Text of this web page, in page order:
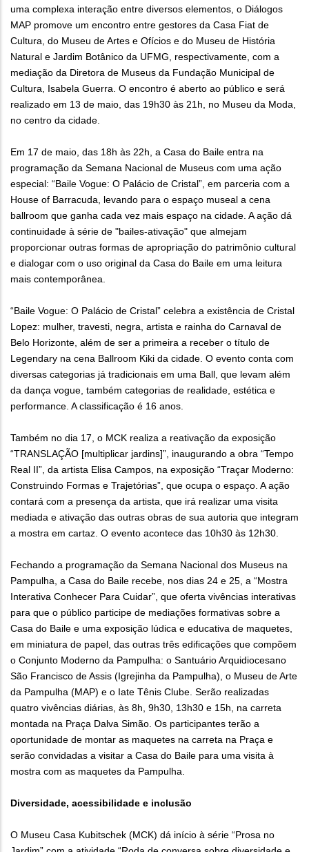
uma complexa interação entre diversos elementos, o Diálogos
MAP promove um encontro entre gestores da Casa Fiat de
Cultura, do Museu de Artes e Ofícios e do Museu de História
Natural e Jardim Botânico da UFMG, respectivamente, com a
mediação da Diretora de Museus da Fundação Municipal de
Cultura, Isabela Guerra. O encontro é aberto ao público e será
realizado em 13 de maio, das 19h30 às 21h, no Museu da Moda,
no centro da cidade.
Em 17 de maio, das 18h às 22h, a Casa do Baile entra na
programação da Semana Nacional de Museus com uma ação
especial: “Baile Vogue: O Palácio de Cristal”, em parceria com a
House of Barracuda, levando para o espaço museal a cena
ballroom que ganha cada vez mais espaço na cidade. A ação dá
continuidade à série de "bailes-ativação" que almejam
proporcionar outras formas de apropriação do patrimônio cultural
e dialogar com o uso original da Casa do Baile em uma leitura
mais contemporânea.
“Baile Vogue: O Palácio de Cristal” celebra a existência de Cristal
Lopez: mulher, travesti, negra, artista e rainha do Carnaval de
Belo Horizonte, além de ser a primeira a receber o título de
Legendary na cena Ballroom Kiki da cidade. O evento conta com
diversas categorias já tradicionais em uma Ball, que levam além
da dança vogue, também categorias de realidade, estética e
performance. A classificação é 16 anos.
Também no dia 17, o MCK realiza a reativação da exposição
“TRANSLAÇÃO [multiplicar jardins]”, inaugurando a obra “Tempo
Real II”, da artista Elisa Campos, na exposição “Traçar Moderno:
Construindo Formas e Trajetórias”, que ocupa o espaço. A ação
contará com a presença da artista, que irá realizar uma visita
mediada e ativação das outras obras de sua autoria que integram
a mostra em cartaz. O evento acontece das 10h30 às 12h30.
Fechando a programação da Semana Nacional dos Museus na
Pampulha, a Casa do Baile recebe, nos dias 24 e 25, a “Mostra
Interativa Conhecer Para Cuidar”, que oferta vivências interativas
para que o público participe de mediações formativas sobre a
Casa do Baile e uma exposição lúdica e educativa de maquetes,
em miniatura de papel, das outras três edificações que compõem
o Conjunto Moderno da Pampulha: o Santuário Arquidiocesano
São Francisco de Assis (Igrejinha da Pampulha), o Museu de Arte
da Pampulha (MAP) e o Iate Tênis Clube. Serão realizadas
quatro vivências diárias, às 8h, 9h30, 13h30 e 15h, na carreta
montada na Praça Dalva Simão. Os participantes terão a
oportunidade de montar as maquetes na carreta na Praça e
serão convidadas a visitar a Casa do Baile para uma visita à
mostra com as maquetes da Pampulha.
Diversidade, acessibilidade e inclusão
O Museu Casa Kubitschek (MCK) dá início à série “Prosa no